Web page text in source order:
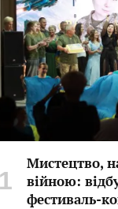
Мистецтво,
війною:
фестиваль-